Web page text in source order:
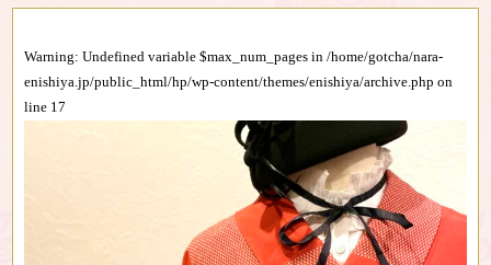
Warning: Undefined variable $max_num_pages in/home/gotcha/nara-
enishiya.jp/public_html/hp/wp-content/themes/enishiya/archive.php on
line 17